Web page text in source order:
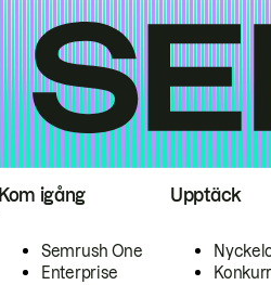
Kom igång
Semrush One
Enterprise
Upptäck